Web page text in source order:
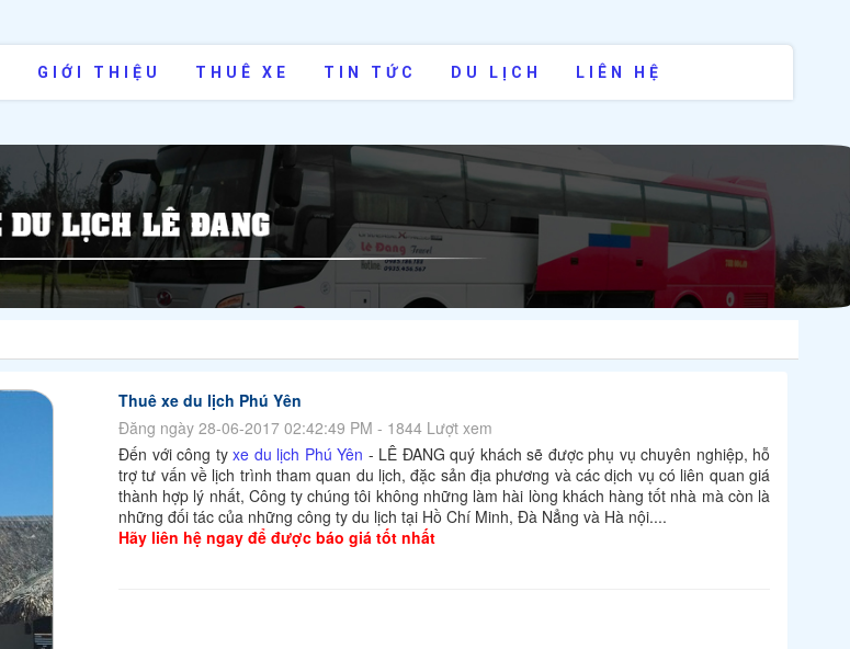
GIỚI THIỆU THUÊ XE TIN TỨC DU LỊCH LIÊN HỆ
Thuê xe du lịch Phú Yên
Đăng ngày 28-06-2017 02:42:49 PM - 1844 Lượt xem
Đến với công tyxe du lịch Phú Yên - LÊ ĐANG quý khách sẽ được phụ vụ chuyên nghiệp, hỗ
trợ tư vấn về lịch trình tham quan du lịch, đặc sản địa phương và các dịch vụ có liên quan giá
thành hợp lý nhất, Công ty chúng tôi không những làm hài lòng khách hàng tốt nhà mà còn là
những đối tác của những công ty du lịch tại Hồ Chí Minh, Đà Nẳng và Hà nội....
Hãy liên hệ ngay để được báo giá tốt nhất